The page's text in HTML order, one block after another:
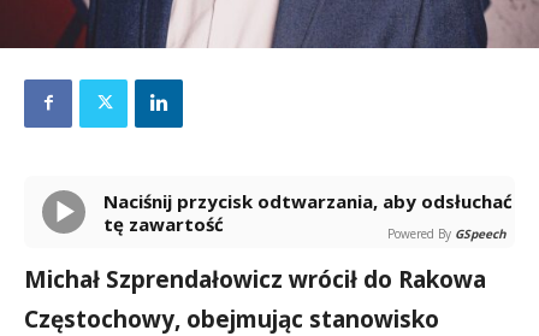
Naciśnij przycisk odtwarzania, aby odsłuchać
tę zawartość
Powered By GSpeech
Michał Szprendałowicz wrócił do Rakowa
Częstochowy, obejmując stanowisko